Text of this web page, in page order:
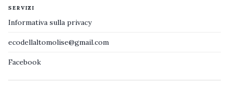
SERVIZI
Informativa sulla privacy
ecodellaltomolise@gmail.com
Facebook